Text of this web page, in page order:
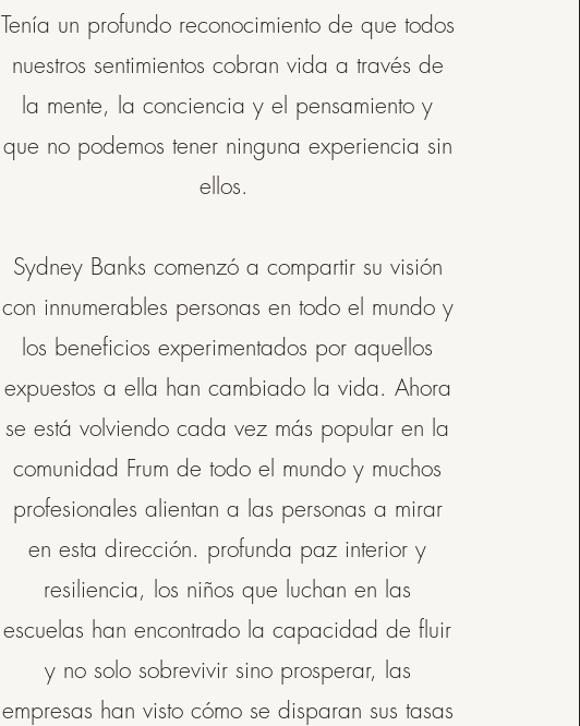
Tenía un profundo reconocimiento de que todos
nuestros sentimientos cobran vida a través de
la mente, la conciencia y el pensamiento y
que no podemos tener ninguna experiencia sin
ellos.
Sydney Banks comenzó a compartir su visión
con innumerables personas en todo el mundo y
los beneficios experimentados por aquellos
expuestos a ella han cambiado la vida. Ahora
se está volviendo cada vez más popular en la
comunidad Frum de todo el mundo y muchos
profesionales alientan a las personas a mirar
en esta dirección. profunda paz interior y
resiliencia, los niños que luchan en las
escuelas han encontrado la capacidad de fluir
y no solo sobrevivir sino prosperar, las
empresas han visto cómo se disparan sus tasas